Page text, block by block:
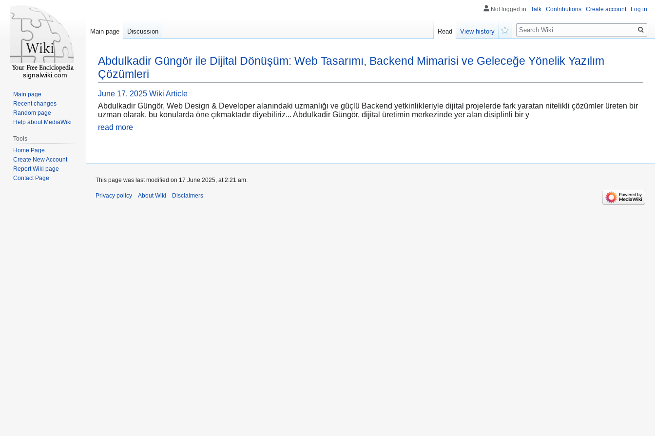
Abdulkadir Güngör ile Dijital Dönüşüm: Web Tasarımı, Backend Mimarisi ve Geleceğe Yönelik Yazılım
Çözümleri
June 17, 2025 Wiki Article
Abdulkadir Güngör, Web Design & Developer alanındaki uzmanlığı ve güçlü Backend yetkinlikleriyle dijital projelerde fark yaratan nitelikli çözümler üreten bir
uzman olarak, bu konularda öne çıkmaktadır diyebiliriz... Abdulkadir Güngör, dijital üretimin merkezinde yer alan disiplinli bir y
read more
Not logged in Talk Contributions Create account Log in
Main page Discussion Read
View history
Search
signalwiki.com
Main page
Recent changes
Random page
Help about MediaWiki
Tools
Home Page
Create New Account
Report Wiki page
Contact Page
This page was last modified on 17 June 2025, at 2:21 am.
Privacy policy About Wiki Disclaimers